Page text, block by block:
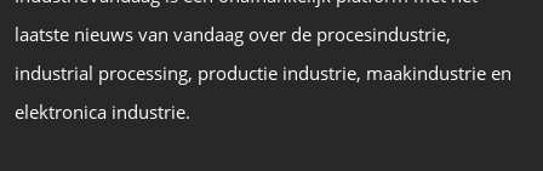
laatste nieuws van vandaag over de procesindustrie,
industrial processing, productie industrie, maakindustrie en
elektronica industrie.